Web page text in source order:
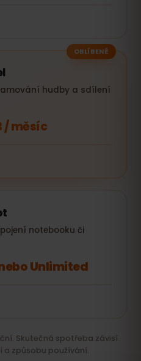
OBLÍBENÉ
hudby a sdílení
/ měsíc
notebooku či
Unlimited
Skutečná spotřeba závisí
a způsobu používání.